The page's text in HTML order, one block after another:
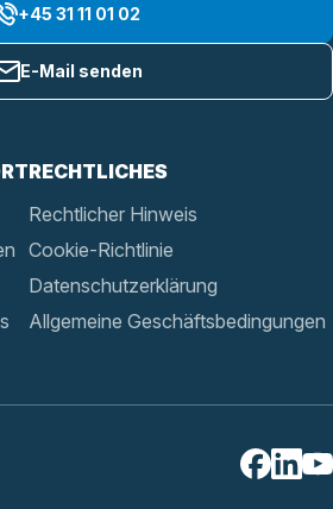
RECHTLICHES
Rechtlicher Hinweis
Cookie-Richtlinie
Datenschutzerklärung
Allgemeine Geschäftsbedingungen
+45 31 11 01 02
E-Mail senden